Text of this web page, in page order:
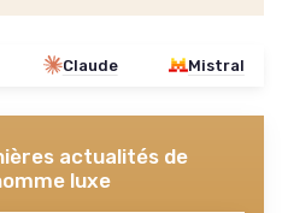
Claude Mistral
actualités de
luxe